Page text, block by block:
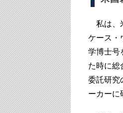
私は、
ケース・
学博士号
た時に総
委託研究
ーカーに